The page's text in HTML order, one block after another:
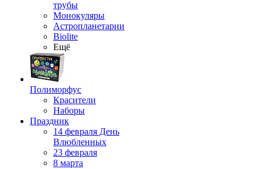
трубы
Монокуляры
Астропланетарии
Biolite
Ещё
Полиморфус
Красители
Наборы
Праздник
14 февраля День
Влюбленных
23 февраля
8 марта